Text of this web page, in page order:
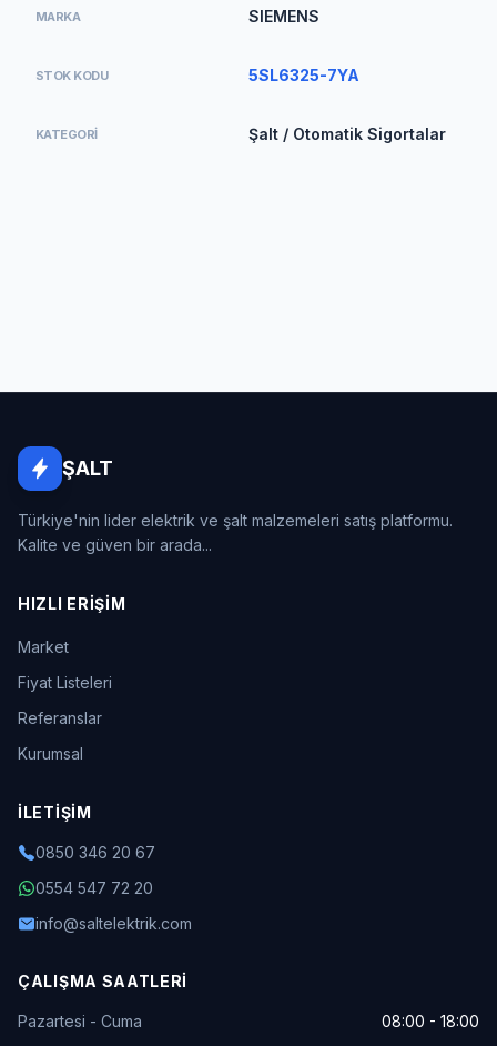
MARKA SIEMENS
STOK KODU 5SL6325-7YA
KATEGORI Şalt / Otomatik Sigortalar
ŞALT
Türkiye'nin lider elektrik ve şalt malzemeleri satış platformu.
Kalite ve güven bir arada...
HIZLI ERIŞIM
Market
Fiyat Listeleri
Referanslar
Kurumsal
İLETIŞIM
0850 346 20 67
0554 547 72 20
info@saltelektrik.com
ÇALIŞMA SAATLERI
Pazartesi - Cuma
08:00 - 18:00